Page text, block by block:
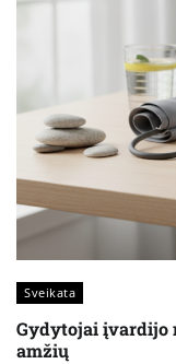
Sveikata
Gydytojai įvardijo
amžių